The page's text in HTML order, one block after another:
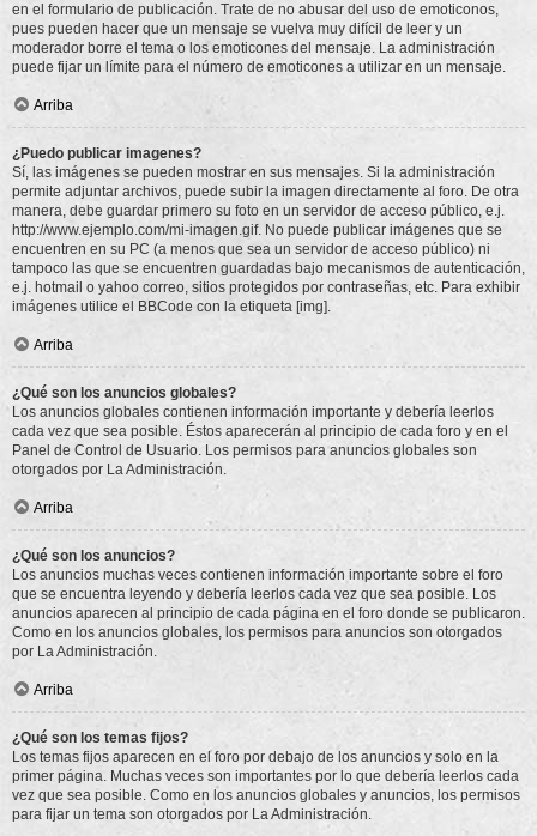
en el formulario de publicación. Trate de no abusar del uso de emoticonos,
pues pueden hacer que un mensaje se vuelva muy difícil de leer y un
moderador borre el tema o los emoticones del mensaje. La administración
puede fijar un límite para el número de emoticones a utilizar en un mensaje.
Arriba
¿Puedo publicar imagenes?
Sí, las imágenes se pueden mostrar en sus mensajes. Si la administración
permite adjuntar archivos, puede subir la imagen directamente al foro. De otra
manera, debe guardar primero su foto en un servidor de acceso público, e.j.
http://www.ejemplo.com/mi-imagen.gif. No puede publicar imágenes que se
encuentren en su PC (a menos que sea un servidor de acceso público) ni
tampoco las que se encuentren guardadas bajo mecanismos de autenticación,
e.j. hotmail o yahoo correo, sitios protegidos por contraseñas, etc. Para exhibir
imágenes utilice el BBCode con la etiqueta [img].
Arriba
¿Qué son los anuncios globales?
Los anuncios globales contienen información importante y debería leerlos
cada vez que sea posible. Éstos aparecerán al principio de cada foro y en el
Panel de Control de Usuario. Los permisos para anuncios globales son
otorgados por La Administración.
Arriba
¿Qué son los anuncios?
Los anuncios muchas veces contienen información importante sobre el foro
que se encuentra leyendo y debería leerlos cada vez que sea posible. Los
anuncios aparecen al principio de cada página en el foro donde se publicaron.
Como en los anuncios globales, los permisos para anuncios son otorgados
por La Administración.
Arriba
¿Qué son los temas fijos?
Los temas fijos aparecen en el foro por debajo de los anuncios y solo en la
primer página. Muchas veces son importantes por lo que debería leerlos cada
vez que sea posible. Como en los anuncios globales y anuncios, los permisos
para fijar un tema son otorgados por La Administración.